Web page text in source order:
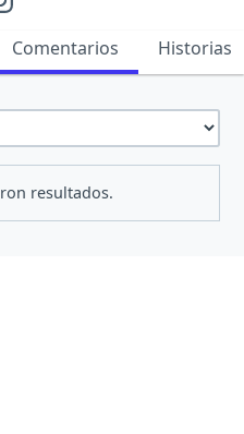
Comentarios Historias
resultados.